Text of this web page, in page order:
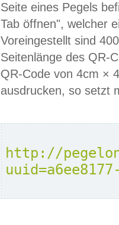
Seite eines Pegels
Tab öffnen", welcher
Voreingestellt sind
Seitenlänge des QR-
QR-Code von 4cm ×
ausdrucken, so setzt
http://